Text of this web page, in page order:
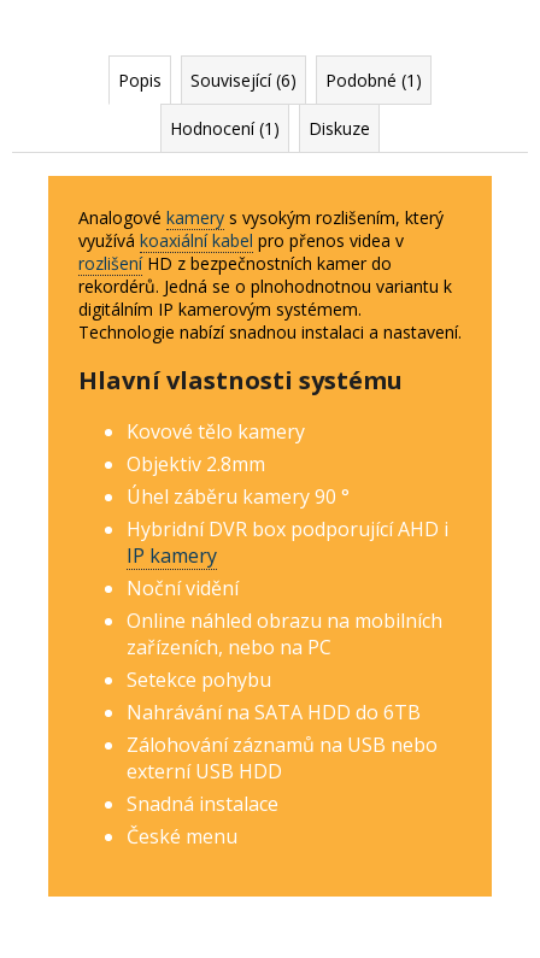
Popis Související (6) Podobné (1)
Hodnocení (1) Diskuze
Analogové kamery s vysokým rozlišením, který
využívá koaxiální kabel pro přenos videa v
rozlišeníHD z bezpečnostních kamer do
rekordérů. Jedná se o plnohodnotnou variantu k
digitálním IP kamerovým systémem.
Technologie nabízí snadnou instalaci a nastavení.
Hlavní vlastnosti systému
Kovové tělo kamery
Objektiv 2.8mm
Úhel záběru kamery 90 °
Hybridní DVR box podporující AHD i
IP kamery
Noční vidění
Online náhled obrazu na mobilních
zařízeních, nebo na PC
Setekce pohybu
Nahrávání na SATA HDD do 6TB
Zálohování záznamů na USB nebo
externí USB HDD
Snadná instalace
České menu